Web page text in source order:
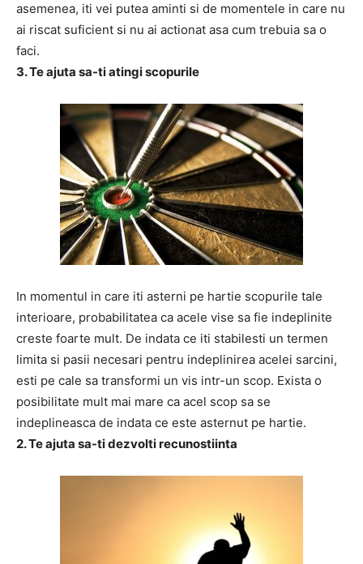
asemenea, iti vei putea aminti si de momentele in care nu
ai riscat suficient si nu ai actionat asa cum trebuia sa o
faci.
3. Te ajuta sa-ti atingi scopurile
In momentul in care iti asterni pe hartie scopurile tale
interioare, probabilitatea ca acele vise sa fie indeplinite
creste foarte mult. De indata ce iti stabilesti un termen
limita si pasii necesari pentru indeplinirea acelei sarcini,
esti pe cale sa transformi un vis intr-un scop. Exista o
posibilitate mult mai mare ca acel scop sa se
indeplineasca de indata ce este asternut pe hartie.
2. Te ajuta sa-ti dezvolti recunostiinta